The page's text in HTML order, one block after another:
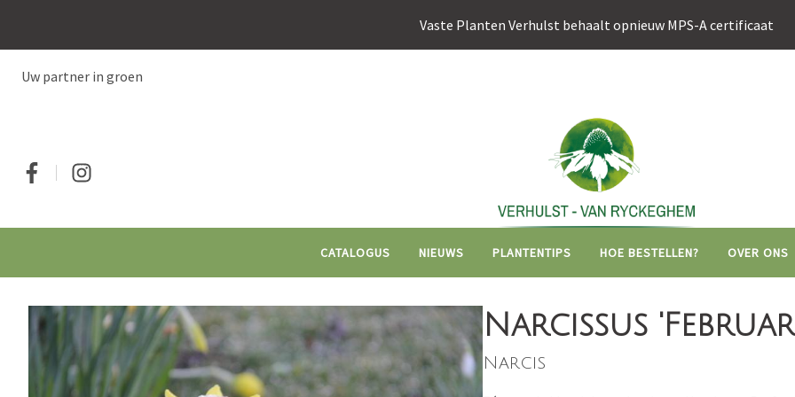
naar
Vaste Planten Verhulst behaalt opnieuw MPS-A certificaat
Uw partner in groen
Social
Hoofdnavigatie
CATALOGUS NIEUWS PLANTENTIPS HOE BESTELLEN? OVER ONS
Narcissus
Narcis